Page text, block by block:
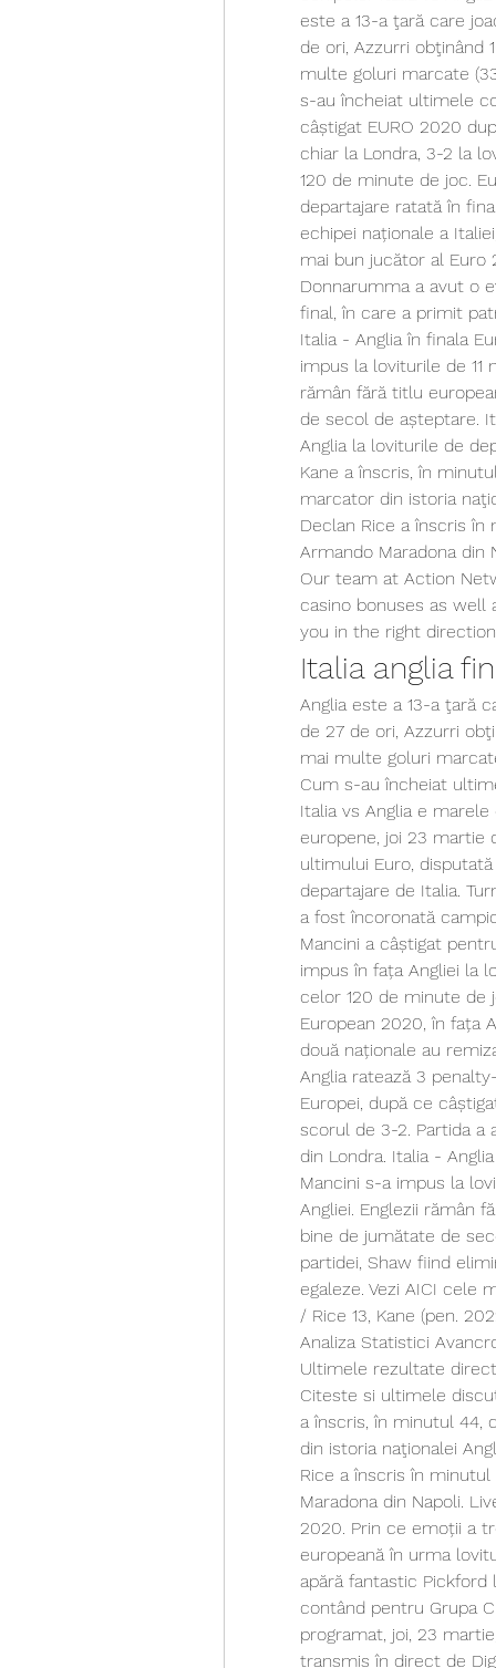
este a 13-a ţară care
de ori, Azzurri obţinând
multe goluri marcate
s-au încheiat ultimele
câștigat EURO 2020
chiar la Londra, 3-2 la
120 de minute de joc.
departajare ratată în
echipei naționale a
mai bun jucător al Euro
Donnarumma a avut o
final, în care a primit
Italia - Anglia în finala
impus la loviturile de 11
rămân fără titlu
de secol de așteptare.
Anglia la loviturile de
Kane a înscris, în
marcator din istoria
Declan Rice a înscris în
Armando Maradona din
Our team at Action
casino bonuses as
you in the right
Italia anglia
Anglia este a 13-a ţară
de 27 de ori, Azzurri
mai multe goluri
Cum s-au încheiat
Italia vs Anglia e
europene, joi 23 martie
ultimului Euro,
departajare de Italia.
a fost încoronată
Mancini a câștigat
impus în fața Angliei la
celor 120 de minute de
European 2020, în fața
două naționale au
Anglia ratează 3
Europei, după ce
scorul de 3-2. Partida a
din Londra. Italia -
Mancini s-a impus la
Angliei. Englezii rămân
bine de jumătate de
partidei, Shaw fiind
egaleze. Vezi AICI cele
/ Rice 13, Kane (pen.
Analiza Statistici
Ultimele rezultate
Citeste si ultimele
a înscris, în minutul 44,
din istoria naţionalei
Rice a înscris în
Maradona din Napoli.
2020. Prin ce emoții a
europeană în urma
apără fantastic Pickford
contând pentru Grupa
programat, joi, 23
transmis în direct de